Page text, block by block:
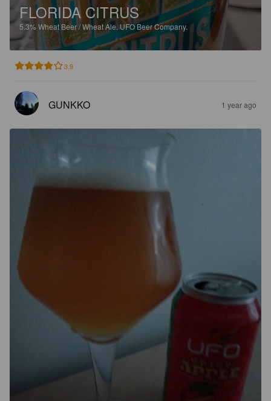
FLORIDA CITRUS
5.3% Wheat Beer / Wheat Ale.UFO Beer Company.
3.9
GUNKKO 1 year ago